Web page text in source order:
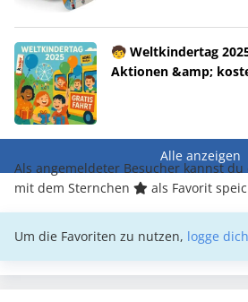
🧒 Weltkindertag
Aktionen &amp;
Alle anzeigen
Als angemeldeter Besucher kannst
mit dem Sternchen
als Favorit
Um die Favoriten zu nutzen, logge